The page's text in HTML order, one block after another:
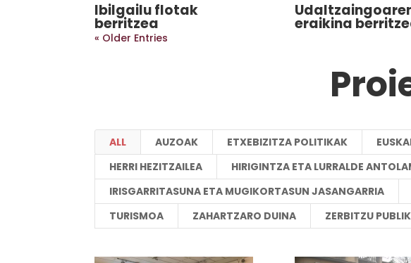
Ibilgailu flotak
berritzea eraikina
« Older Entries
ALL AUZOAK ETXEBIZITZA POLITIKAK
HERRI HEZITZAILEA
HIRIGINTZA ETA LURRALDE
IRISGARRITASUNA ETA MUGIKORTASUN JASANGARRIA
TURISMOA
ZAHARTZARO DUINA ZERBITZU